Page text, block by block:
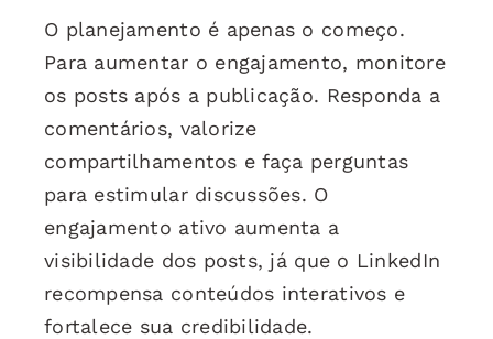
O planejamento é apenas o começo.
Para aumentar o engajamento, monitore
os posts após a publicação. Responda a
comentários, valorize
compartilhamentos e faça perguntas
para estimular discussões. O
engajamento ativo aumenta a
visibilidade dos posts, já que o LinkedIn
recompensa conteúdos interativos e
fortalece sua credibilidade.